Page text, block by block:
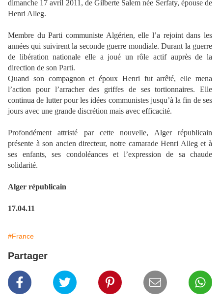
dimanche 17 avril 2011, de Gilberte Salem née Serfaty, épouse de
Henri Alleg.
Membre du Parti communiste Algérien, elle l’a rejoint dans les
années qui suivirent la seconde guerre mondiale. Durant la guerre
de libération nationale elle a joué un rôle actif auprès de la
direction de son Parti.
Quand son compagnon et époux Henri fut arrêté, elle mena
l’action pour l’arracher des griffes de ses tortionnaires. Elle
continua de lutter pour les idées communistes jusqu’à la fin de ses
jours avec une grande discrétion mais avec efficacité.
Profondément attristé par cette nouvelle, Alger républicain
présente à son ancien directeur, notre camarade Henri Alleg et à
ses enfants, ses condoléances et l’expression de sa chaude
solidarité.
Alger républicain
17.04.11
#France
Partager